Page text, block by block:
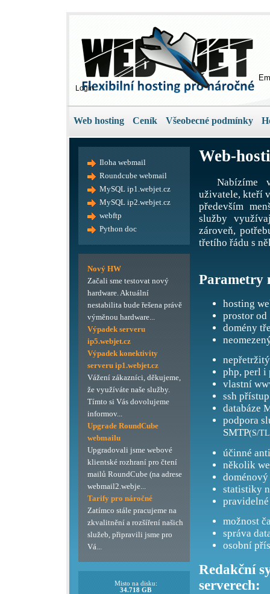
Login
Web hosting Ceník Všeobecné podmínky
Web-
Nabízíme
uživatele, kteří
především
služby
zároveň,
třetího řádu s
Parametry
hosting
prostor od
domény
php, perl i
vlastní
ssh přístup
databáze
podpora
SMTP(S/
účinné
několik
doménový
statistiky
možnost
správa
osobní
Redakční
serverech:
Iloha webmail
Roundcube webmail
MySQL ip1.webjet.cz
MySQL ip2.webjet.cz
webftp
Python doc
Nový HW
Začali sme testovat nový
hardware. Aktuální
nestabilita bude řešena právě
výměnou hardware...
Výpadek serveru
ip5.webjet.cz
Výpadek konektivity
serveru ip1.webjet.cz
Vážení zákazníci, děkujeme,
že využíváte naše služby.
Tímto si Vás dovolujeme
informov...
Upgrade RoundCube
webmailu
Upgradovali jsme webové
klientské rozhraní pro čtení
mailů RoundCube (na adrese
webmail2.webje...
Tarify pro náročné
Zatímco stále pracujeme na
zkvalitnění a rozšíření našich
služeb, připravili jsme pro
Vá...
Misto na disku:
34.718 GB